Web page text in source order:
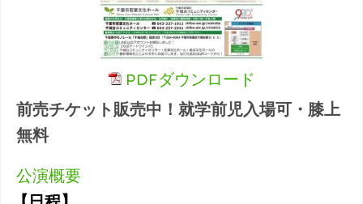
PDFダウンロード
前売チケット販売中！就学前児入場可・膝上
無料
公演概要